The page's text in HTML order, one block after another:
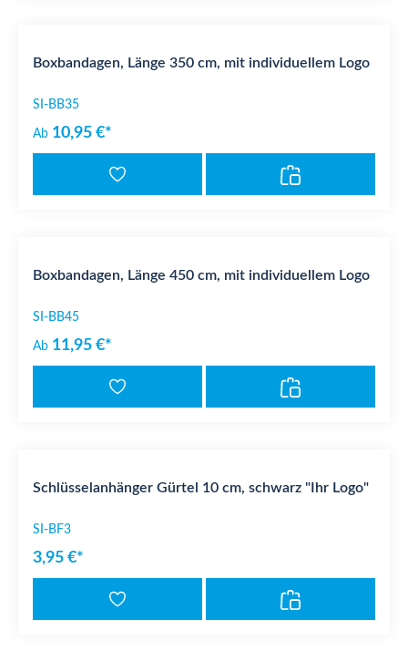
Boxbandagen, Länge 350 cm, mit individuellem Logo
SI-BB35
Ab 10,95 €*
Boxbandagen, Länge 450 cm, mit individuellem Logo
SI-BB45
Ab 11,95 €*
Schlüsselanhänger Gürtel 10 cm, schwarz "Ihr Logo"
SI-BF3
3,95 €*